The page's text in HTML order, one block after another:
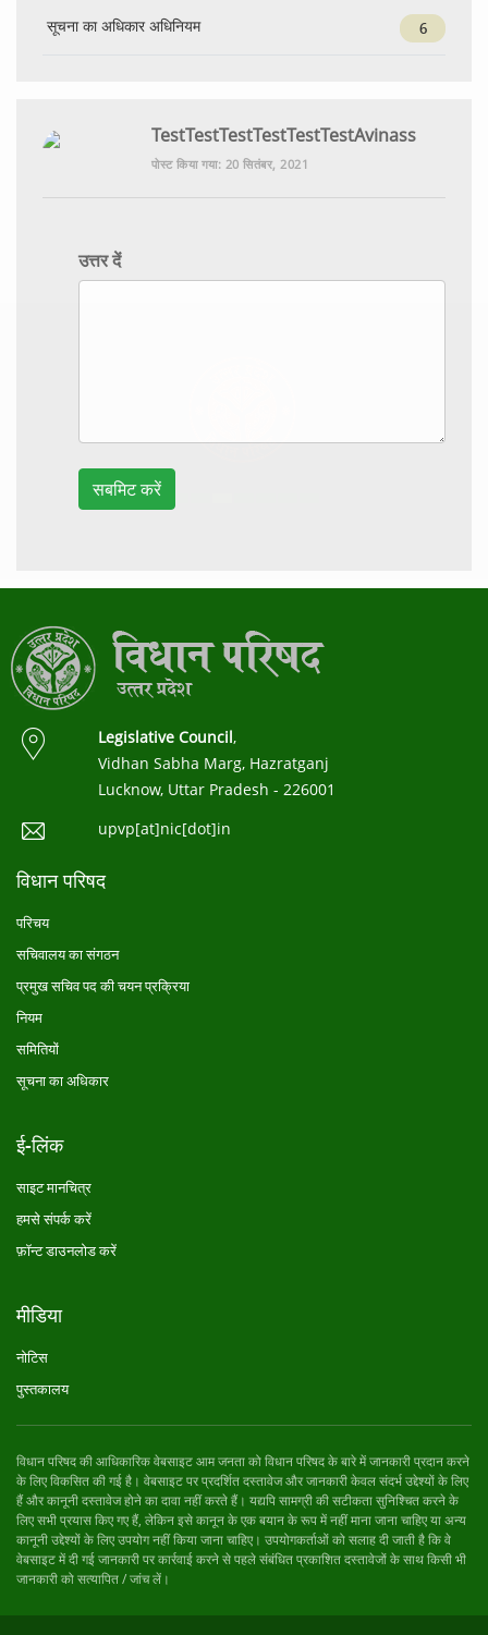
सूचना का अधिकार अधिनियम 6
TestTestTestTestTestTestAvinass
पोस्ट किया गया: 20 सितंबर, 2021
उत्तर दें
Legislative Council,
Vidhan Sabha Marg, Hazratganj
Lucknow, Uttar Pradesh - 226001
upvp[at]nic[dot]in
विधान परिषद
परिचय
सचिवालय का संगठन
प्रमुख सचिव पद की चयन प्रक्रिया
नियम
समितियों
सूचना का अधिकार
ई-लिंक
साइट मानचित्र
हमसे संपर्क करें
फ़ॉन्ट डाउनलोड करें
मीडिया
नोटिस
पुस्तकालय
विधान परिषद की आधिकारिक वेबसाइट आम जनता को विधान परिषद के बारे में जानकारी प्रदान करने
के लिए विकसित की गई है। वेबसाइट पर प्रदर्शित दस्तावेज और जानकारी केवल संदर्भ उद्देश्यों के लिए
हैं और कानूनी दस्तावेज होने का दावा नहीं करते हैं। यद्यपि सामग्री की सटीकता सुनिश्चित करने के
लिए सभी प्रयास किए गए हैं, लेकिन इसे कानून के एक बयान के रूप में नहीं माना जाना चाहिए या अन्य
कानूनी उद्देश्यों के लिए उपयोग नहीं किया जाना चाहिए। उपयोगकर्ताओं को सलाह दी जाती है कि वे
वेबसाइट में दी गई जानकारी पर कार्रवाई करने से पहले संबंधित प्रकाशित दस्तावेजों के साथ किसी भी
जानकारी को सत्यापित / जांच लें।